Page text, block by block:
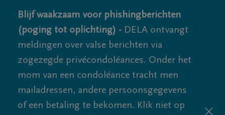
Blijf waakzaam voor phishingberichten
(poging tot oplichting) - DELA ontvangt
meldingen over valse berichten via
zogezegde privécondoléances. Onder het
mom van een condoléance tracht men
mailadressen, andere persoonsgegevens
of een betaling te bekomen. Klik niet op